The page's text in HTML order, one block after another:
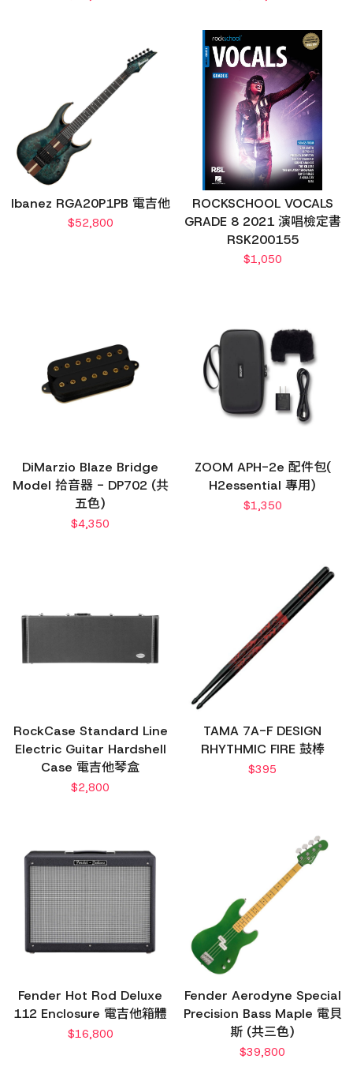
Ibanez RGA20P1PB 電吉他
$52,800
ROCKSCHOOL VOCALS
GRADE 8 2021 演唱檢定書
RSK200155
$1,050
DiMarzio Blaze Bridge
Model 拾音器 - DP702 (共
五色)
$4,350
ZOOM APH-2e 配件包(
H2essential 專用)
$1,350
RockCase Standard Line
Electric Guitar Hardshell
Case 電吉他琴盒
$2,800
TAMA 7A-F DESIGN
RHYTHMIC FIRE 鼓棒
$395
Fender Hot Rod Deluxe
112 Enclosure 電吉他箱體
$16,800
Fender Aerodyne Special
Precision Bass Maple 電貝
斯 (共三色)
$39,800